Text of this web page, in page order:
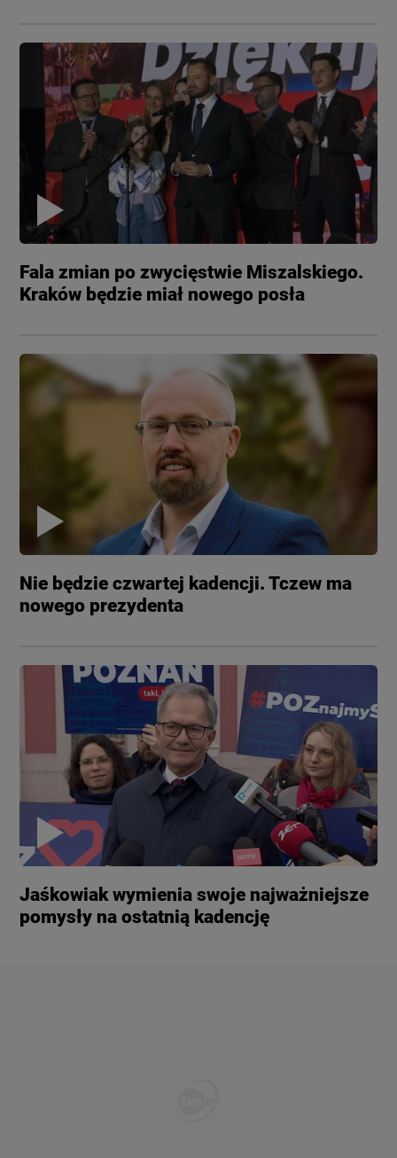
Fala zmian po zwycięstwie Miszalskiego.
Kraków będzie miał nowego posła
Nie będzie czwartej kadencji. Tczew ma
nowego prezydenta
Jaśkowiak wymienia swoje najważniejsze
pomysły na ostatnią kadencję